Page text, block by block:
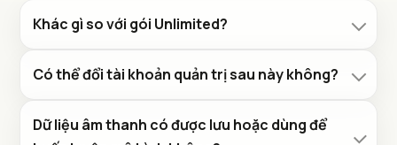
Khác gì so với gói Unlimited?
Có thể đổi tài khoản quản trị sau này không?
Dữ liệu âm thanh có được lưu hoặc dùng để